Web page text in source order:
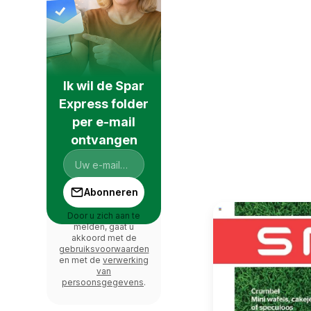
Ik wil de Spar
Express folder
per e-mail
ontvangen
Abonneren
Door u zich aan te
melden, gaat u
akkoord met de
gebruiksvoorwaarden
en met de verwerking
van
persoonsgegevens.